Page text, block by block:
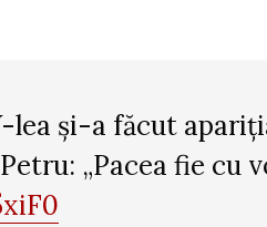
lea și-a făcut
„Pacea fie cu